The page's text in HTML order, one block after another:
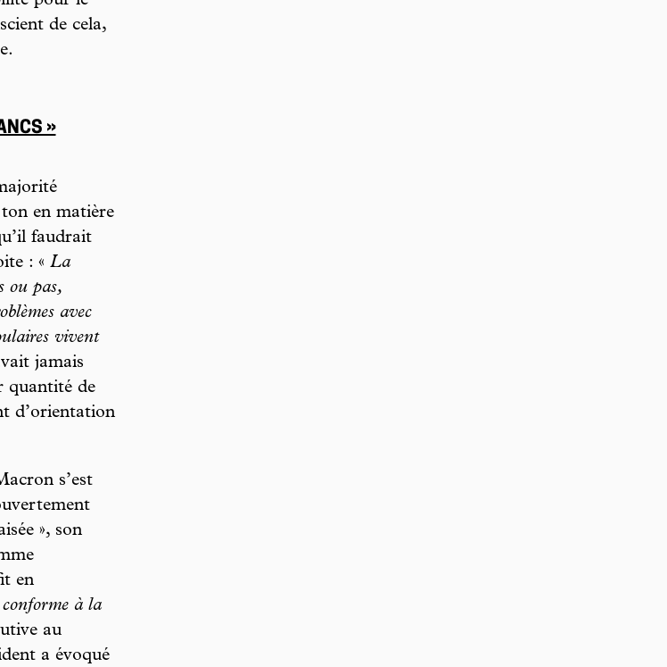
de cela,
»
en matière
faudrait
: « La
ou pas,
avec
vivent
jamais
quantité de
d’orientation
s’est
», son
en
conforme à la
au
a évoqué